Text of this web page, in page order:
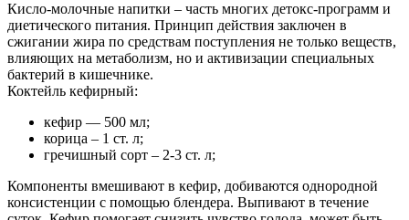
Кисло-молочные напитки – часть многих детокс-программ и
диетического питания. Принцип действия заключен в
сжигании жира по средствам поступления не только веществ,
влияющих на метаболизм, но и активизации специальных
бактерий в кишечнике.
Коктейль кефирный:
кефир — 500 мл;
корица – 1 ст. л;
гречишный сорт – 2-3 ст. л;
Компоненты вмешивают в кефир, добиваются однородной
консистенции с помощью блендера. Выпивают в течение